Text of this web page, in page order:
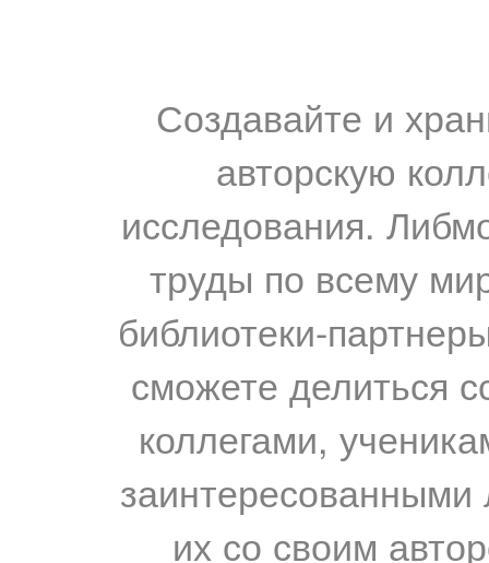
Создавайте и
авторскую
исследования.
труды по всему
библиотеки-
сможете делиться
коллегами,
их со своим